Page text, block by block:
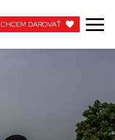
CHCEM DAROVAŤ